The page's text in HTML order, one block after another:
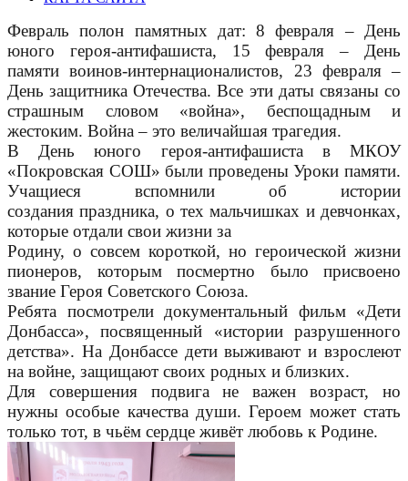
Февраль полон памятных дат: 8 февраля – День
юного героя-антифашиста, 15 февраля – День
памяти воинов-интернационалистов, 23 февраля –
День защитника Отечества. Все эти даты связаны со
страшным словом «война», беспощадным и
жестоким. Война – это величайшая трагедия.
В День юного героя-антифашиста в МКОУ
«Покровская СОШ» были проведены Уроки памяти.
Учащиеся вспомнили об истории
создания праздника, о тех мальчишках и девчонках,
которые отдали свои жизни за
Родину, о совсем короткой, но героической жизни
пионеров, которым посмертно было присвоено
звание Героя Советского Союза.
Ребята посмотрели документальный фильм «Дети
Донбасса», посвященный «истории разрушенного
детства». На Донбассе дети выживают и взрослеют
на войне, защищают своих родных и близких.
Для совершения подвига не важен возраст, но
нужны особые качества души. Героем может стать
только тот, в чьём сердце живёт любовь к Родине.